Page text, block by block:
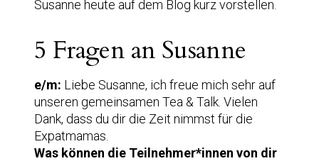
Susanne heute auf dem Blog kurz vorstellen.
5 Fragen an Susanne
e/m: Liebe Susanne, ich freue mich sehr auf
unseren gemeinsamen Tea & Talk. Vielen
Dank, dass du dir die Zeit nimmst für die
Expatmamas.
Was können die Teilnehmer*innen von dir